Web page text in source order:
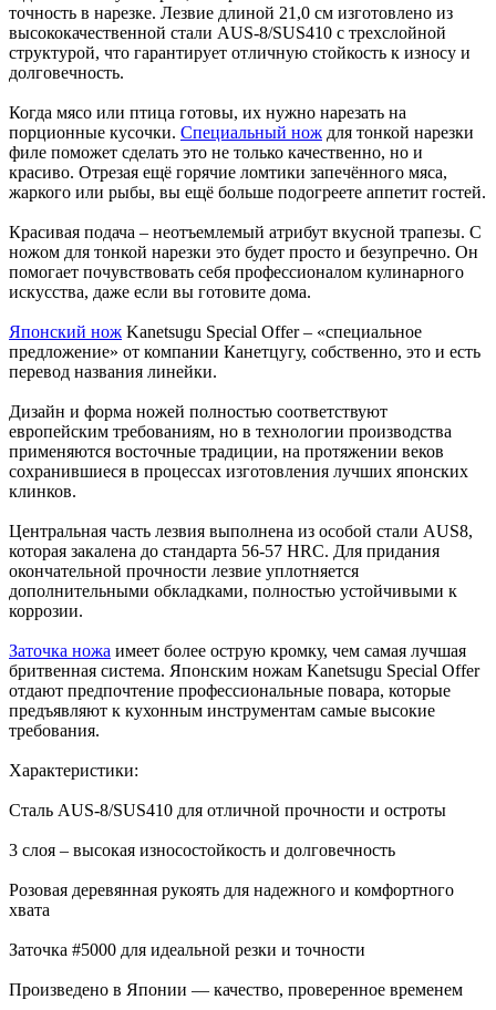
точность в нарезке. Лезвие длиной 21,0 см изготовлено из
высококачественной стали AUS-8/SUS410 с трехслойной
структурой, что гарантирует отличную стойкость к износу и
долговечность.
Когда мясо или птица готовы, их нужно нарезать на
порционные кусочки. Специальный нож для тонкой нарезки
филе поможет сделать это не только качественно, но и
красиво. Отрезая ещё горячие ломтики запечённого мяса,
жаркого или рыбы, вы ещё больше подогреете аппетит гостей.
Красивая подача – неотъемлемый атрибут вкусной трапезы. С
ножом для тонкой нарезки это будет просто и безупречно. Он
помогает почувствовать себя профессионалом кулинарного
искусства, даже если вы готовите дома.
Японский нож Kanetsugu Special Offer – «специальное
предложение» от компании Канетцугу, собственно, это и есть
перевод названия линейки.
Дизайн и форма ножей полностью соответствуют
европейским требованиям, но в технологии производства
применяются восточные традиции, на протяжении веков
сохранившиеся в процессах изготовления лучших японских
клинков.
Центральная часть лезвия выполнена из особой стали AUS8,
которая закалена до стандарта 56-57 HRC. Для придания
окончательной прочности лезвие уплотняется
дополнительными обкладками, полностью устойчивыми к
коррозии.
Заточка ножа имеет более острую кромку, чем самая лучшая
бритвенная система. Японским ножам Kanetsugu Special Offer
отдают предпочтение профессиональные повара, которые
предъявляют к кухонным инструментам самые высокие
требования.
Характеристики:
Сталь AUS-8/SUS410 для отличной прочности и остроты
3 слоя – высокая износостойкость и долговечность
Розовая деревянная рукоять для надежного и комфортного
хвата
Заточка #5000 для идеальной резки и точности
Произведено в Японии — качество, проверенное временем